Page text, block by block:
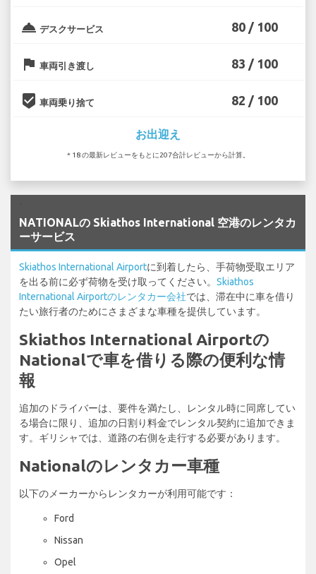
room_service デスクサービス 80 / 100
flag 車両引き渡し 83 / 100
beenhere 車両乗り捨て 82 / 100
お出迎え
* 18 の最新レビューをもとに207合計レビューから計算。
NATIONALの Skiathos International 空港のレンタカ
ーサービス
Skiathos International Airportに到着したら、手荷物受取エリア
を出る前に必ず荷物を受け取ってください。 Skiathos
International Airportのレンタカー会社では、滞在中に車を借り
たい旅行者のためにさまざまな車種を提供しています。
Skiathos International Airportの
Nationalで車を借りる際の便利な情
報
追加のドライバーは、要件を満たし、レンタル時に同席してい
る場合に限り、追加の日割り料金でレンタル契約に追加できま
す。ギリシャでは、道路の右側を走行する必要があります。
Nationalのレンタカー車種
以下のメーカーからレンタカーが利用可能です：
Ford
Nissan
Opel